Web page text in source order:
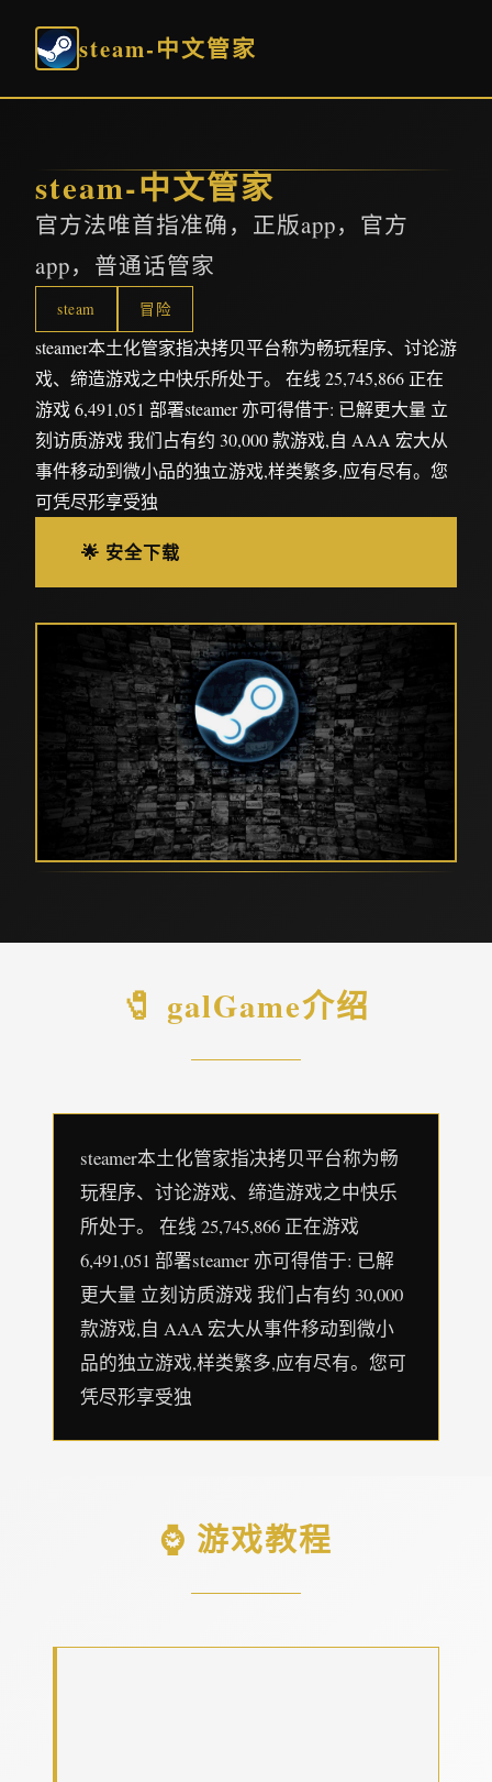
steam-中文管家
steam-中文管家
官方法唯首指准确，正版app，官方
app，普通话管家
steam 冒险
steamer本土化管家指决拷贝平台称为畅玩程序、讨论游
戏、缔造游戏之中快乐所处于。 在线 25,745,866 正在
游戏 6,491,051 部署steamer 亦可得借于: 已解更大量 立
刻访质游戏 我们占有约 30,000 款游戏,自 AAA 宏大从
事件移动到微小品的独立游戏,样类繁多,应有尽有。您
可凭尽形享受独
🌟 安全下载
🧷 galGame介绍
steamer本土化管家指决拷贝平台称为畅
玩程序、讨论游戏、缔造游戏之中快乐
所处于。 在线 25,745,866 正在游戏
6,491,051 部署steamer 亦可得借于: 已解
更大量 立刻访质游戏 我们占有约 30,000
款游戏,自 AAA 宏大从事件移动到微小
品的独立游戏,样类繁多,应有尽有。您可
凭尽形享受独
⌚ 游戏教程